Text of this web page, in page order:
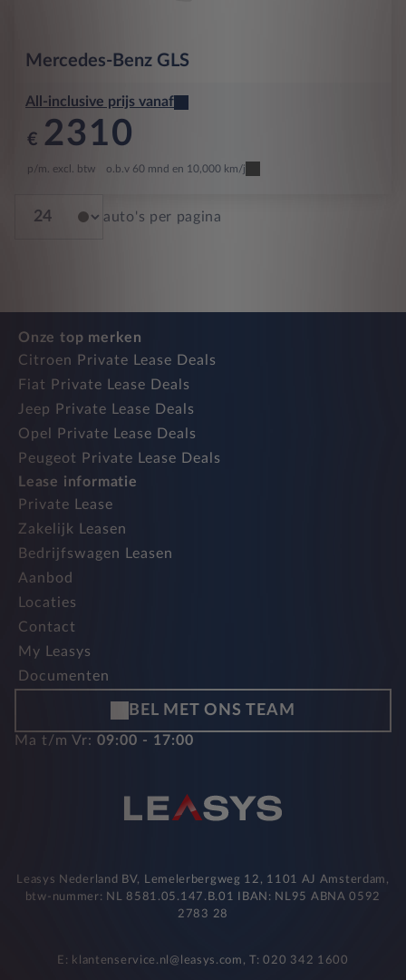
Mercedes-Benz GLS
All-inclusive prijs vanaf
€ 2310
p/m. excl. btw o.b.v 60 mnd en 10,000 km/j
auto's per pagina
Onze top merken
Citroen Private Lease Deals
Fiat Private Lease Deals
Jeep Private Lease Deals
Opel Private Lease Deals
Peugeot Private Lease Deals
Lease informatie
Private Lease
Zakelijk Leasen
Bedrijfswagen Leasen
Aanbod
Locaties
Contact
My Leasys
Documenten
BEL MET ONS TEAM
Ma t/m Vr: 09:00 - 17:00
Leasys Nederland BV, Lemelerbergweg 12, 1101 AJ Amsterdam,
btw-nummer: NL 8581.05.147.B.01 IBAN: NL95 ABNA 0592
2783 28
E: klantenservice.nl@leasys.com, T: 020 342 1600